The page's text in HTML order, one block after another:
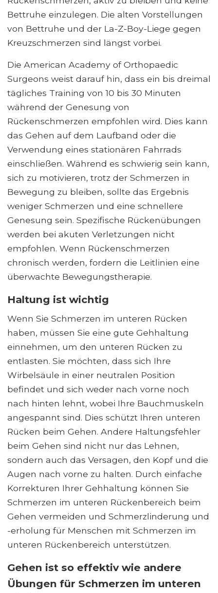
Bettruhe einzulegen. Die alten Vorstellungen
von Bettruhe und der La-Z-Boy-Liege gegen
Kreuzschmerzen sind längst vorbei.
Die American Academy of Orthopaedic
Surgeons weist darauf hin, dass ein bis dreimal
tägliches Training von 10 bis 30 Minuten
während der Genesung von
Rückenschmerzen empfohlen wird. Dies kann
das Gehen auf dem Laufband oder die
Verwendung eines stationären Fahrrads
einschließen. Während es schwierig sein kann,
sich zu motivieren, trotz der Schmerzen in
Bewegung zu bleiben, sollte das Ergebnis
weniger Schmerzen und eine schnellere
Genesung sein. Spezifische Rückenübungen
werden bei akuten Verletzungen nicht
empfohlen. Wenn Rückenschmerzen
chronisch werden, fordern die Leitlinien eine
überwachte Bewegungstherapie.
Haltung ist wichtig
Wenn Sie Schmerzen im unteren Rücken
haben, müssen Sie eine gute Gehhaltung
einnehmen, um den unteren Rücken zu
entlasten. Sie möchten, dass sich Ihre
Wirbelsäule in einer neutralen Position
befindet und sich weder nach vorne noch
nach hinten lehnt, wobei Ihre Bauchmuskeln
angespannt sind. Dies schützt Ihren unteren
Rücken beim Gehen. Andere Haltungsfehler
beim Gehen sind nicht nur das Lehnen,
sondern auch das Versagen, den Kopf und die
Augen nach vorne zu halten. Durch einfache
Korrekturen Ihrer Gehhaltung können Sie
Schmerzen im unteren Rückenbereich beim
Gehen vermeiden und Schmerzlinderung und
-erholung für Menschen mit Schmerzen im
unteren Rückenbereich unterstützen.
Gehen ist so effektiv wie andere
Übungen für Schmerzen im unteren